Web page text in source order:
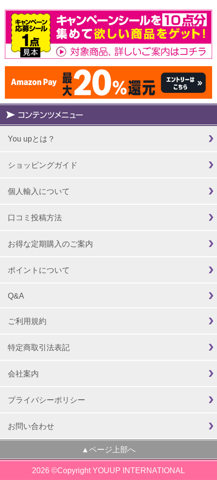
You upとは？
ショッピングガイド
個人輸入について
口コミ投稿方法
お得な定期購入のご案内
ポイントについて
Q&A
ご利用規約
特定商取引法表記
会社案内
プライバシーポリシー
お問い合わせ
▲ページ上部へ
2026 ©Copyright YOUUP INTERNATIONAL